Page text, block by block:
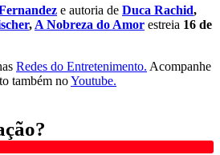
e autoria de Duca Rachid,
, A Nobreza do Amor estreia 16 de
Redes do Entretenimento. Acompanhe
também noYoutube.